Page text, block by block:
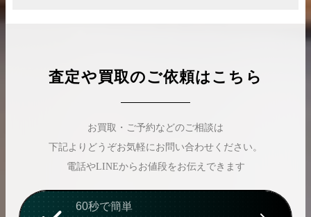
査定や買取のご依頼はこちら
お買取・ご予約などのご相談は
下記よりどうぞお気軽にお問い合わせください。
電話やLINEからお値段をお伝えできます
60秒で簡単